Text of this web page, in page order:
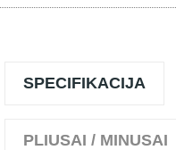
SPECIFIKACIJA
PLIUSAI / MINUSAI